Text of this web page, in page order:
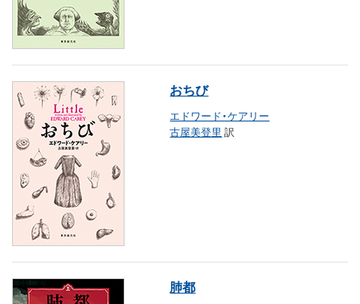
おちび
エドワード・ケアリー
古屋美登里 訳
肺都